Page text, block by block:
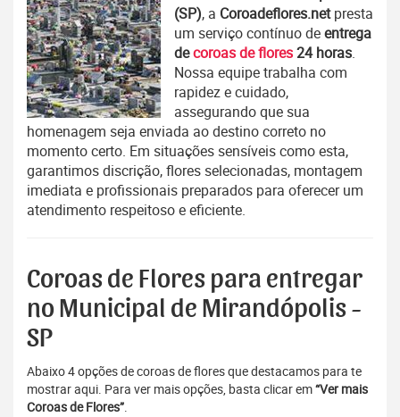
(SP), a Coroadeflores.netpresta
um serviço contínuo deentrega
decoroas de flores24 horas.
Nossa equipe trabalha com
rapidez e cuidado,
assegurando que sua
homenagem seja enviada ao destino correto no
momento certo. Em situações sensíveis como esta,
garantimos discrição, flores selecionadas, montagem
imediata e profissionais preparados para oferecer um
atendimento respeitoso e eficiente.
Coroas de Flores para entregar
no Municipal de Mirandópolis -
SP
Abaixo 4 opções de coroas de flores que destacamos para te
mostrar aqui. Para ver mais opções, basta clicar em“Ver mais
Coroas de Flores”.